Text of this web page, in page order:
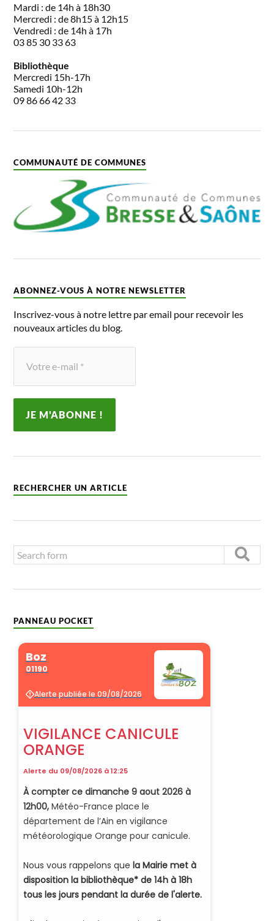
Mardi : de 14h à 18h30
Mercredi : de 8h15 à 12h15
Vendredi : de 14h à 17h
03 85 30 33 63
Bibliothèque
Mercredi 15h-17h
Samedi 10h-12h
09 86 66 42 33
COMMUNAUTÉ DE COMMUNES
ABONNEZ-VOUS À NOTRE NEWSLETTER
Inscrivez-vous à notre lettre par email pour recevoir les
nouveaux articles du blog.
RECHERCHER UN ARTICLE
PANNEAU POCKET